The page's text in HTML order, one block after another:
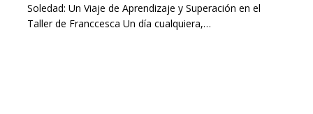
Soledad: Un Viaje de Aprendizaje y Superación en el
Taller de Franccesca Un día cualquiera,…